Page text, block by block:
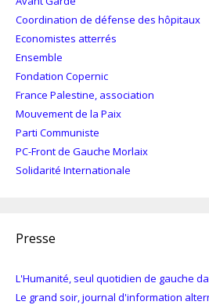
Coordination de défense des hôpitaux
Economistes atterrés
Ensemble
Fondation Copernic
France Palestine, association
Mouvement de la Paix
Parti Communiste
PC-Front de Gauche Morlaix
Solidarité Internationale
Presse
L'Humanité, seul quotidien de gauche
Le grand soir, journal d'information